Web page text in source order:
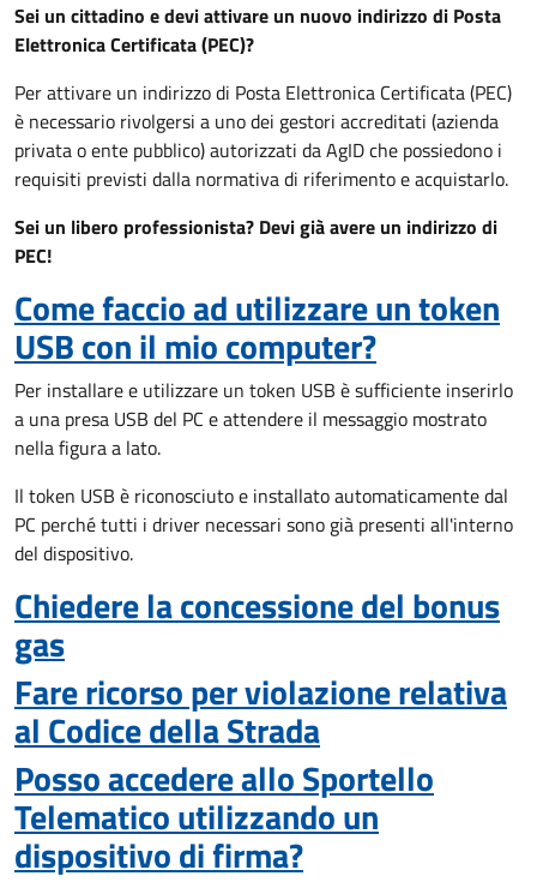
Sei un cittadino e devi attivare un nuovo indirizzo di Posta
Elettronica Certificata (PEC)?
Per attivare un indirizzo di Posta Elettronica Certificata (PEC)
è necessario rivolgersi a uno dei gestori accreditati (azienda
privata o ente pubblico) autorizzati da AgID che possiedono i
requisiti previsti dalla normativa di riferimento e acquistarlo.
Sei un libero professionista? Devi già avere un indirizzo di
PEC!
Come faccio ad utilizzare un token
USB con il mio computer?
Per installare e utilizzare un token USB è sufficiente inserirlo
a una presa USB del PC e attendere il messaggio mostrato
nella figura a lato.
Il token USB è riconosciuto e installato automaticamente dal
PC perché tutti i driver necessari sono già presenti all'interno
del dispositivo.
Chiedere la concessione del bonus
gas
Fare ricorso per violazione relativa
al Codice della Strada
Posso accedere allo Sportello
Telematico utilizzando un
dispositivo di firma?